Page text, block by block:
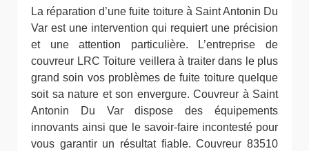
La réparation d’une fuite toiture à Saint Antonin Du
Var est une intervention qui requiert une précision
et une attention particulière. L’entreprise de
couvreur LRC Toiture veillera à traiter dans le plus
grand soin vos problèmes de fuite toiture quelque
soit sa nature et son envergure. Couvreur à Saint
Antonin Du Var dispose des équipements
innovants ainsi que le savoir-faire incontesté pour
vous garantir un résultat fiable. Couvreur 83510